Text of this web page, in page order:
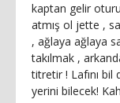
kaptan gelir
atmış ol jette ,
, ağlaya ağlaya
takılmak ,
titretir ! Lafını
yerini bilecek!